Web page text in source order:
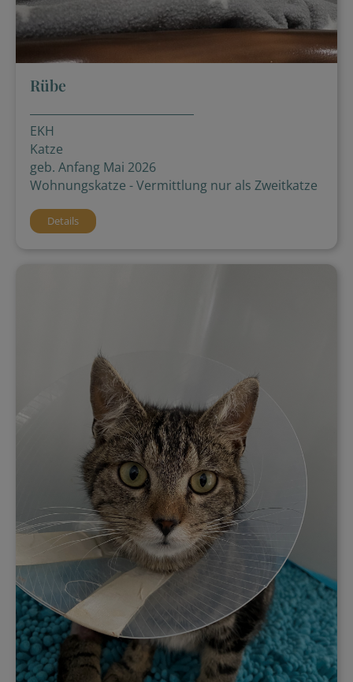
Rübe
EKH
Katze
geb. Anfang Mai 2026
Wohnungskatze - Vermittlung nur als Zweitkatze
Details